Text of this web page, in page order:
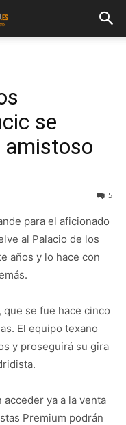
se
amistoso
5
para el aficionado
al Palacio de los
años y lo hace con
que se fue hace cinco
El equipo texano
y proseguirá su gira
ya a la venta
Premium podrán